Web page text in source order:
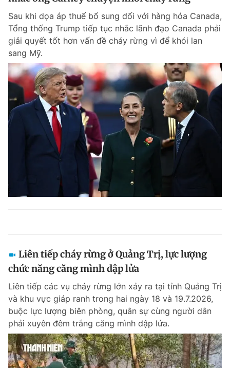
Sau khi dọa áp thuế bổ sung đối với hàng hóa Canada,
Tổng thống Trump tiếp tục nhắc lãnh đạo Canada phải
giải quyết tốt hơn vấn đề cháy rừng vì để khói lan
sang Mỹ.
Liên tiếp cháy rừng ở Quảng Trị, lực lượng
chức năng căng mình dập lửa
Liên tiếp các vụ cháy rừng lớn xảy ra tại tỉnh Quảng Trị
và khu vực giáp ranh trong hai ngày 18 và 19.7.2026,
buộc lực lượng biên phòng, quân sự cùng người dân
phải xuyên đêm trắng căng mình dập lửa.